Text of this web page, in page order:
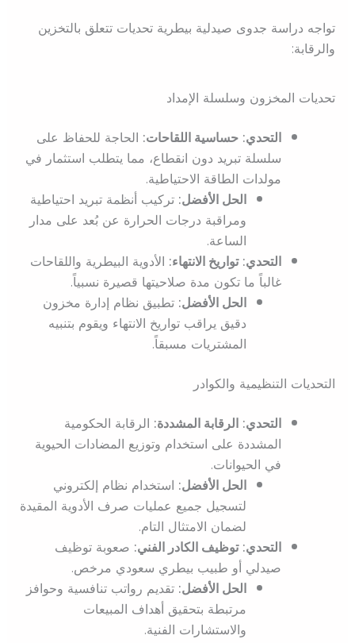
تواجه دراسة جدوى صيدلية بيطرية تحديات تتعلق بالتخزين
والرقابة:
تحديات المخزون وسلسلة الإمداد
التحدي: حساسية اللقاحات:الحاجة للحفاظ على
سلسلة تبريد دون انقطاع، مما يتطلب استثمار في
مولدات الطاقة الاحتياطية.
الحل الأفضل:تركيب أنظمة تبريد احتياطية
ومراقبة درجات الحرارة عن بُعد على مدار
الساعة.
التحدي: تواريخ الانتهاء:الأدوية البيطرية واللقاحات
غالباً ما تكون مدة صلاحيتها قصيرة نسبياً.
الحل الأفضل:تطبيق نظام إدارة مخزون
دقيق يراقب تواريخ الانتهاء ويقوم بتنبيه
المشتريات مسبقاً.
التحديات التنظيمية والكوادر
التحدي: الرقابة المشددة:الرقابة الحكومية
المشددة على استخدام وتوزيع المضادات الحيوية
في الحيوانات.
الحل الأفضل:استخدام نظام إلكتروني
لتسجيل جميع عمليات صرف الأدوية المقيدة
لضمان الامتثال التام.
التحدي: توظيف الكادر الفني:صعوبة توظيف
صيدلي أو طبيب بيطري سعودي مرخص.
الحل الأفضل:تقديم رواتب تنافسية وحوافز
مرتبطة بتحقيق أهداف المبيعات
والاستشارات الفنية.